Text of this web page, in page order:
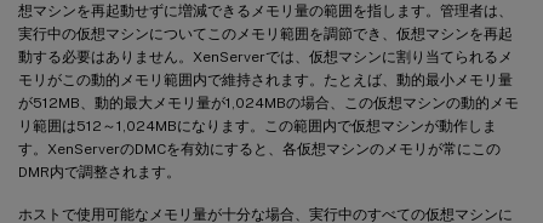
想マシンを再起動せずに増減できるメモリ量の範囲を指します。管理者は、
実行中の仮想マシンについてこのメモリ範囲を調節でき、仮想マシンを再起
動する必要はありません。XenServerでは、仮想マシンに割り当てられるメ
モリがこの動的メモリ範囲内で維持されます。たとえば、動的最小メモリ量
が512MB、動的最大メモリ量が1,024MBの場合、この仮想マシンの動的メモ
リ範囲は512～1,024MBになります。この範囲内で仮想マシンが動作しま
す。XenServerのDMCを有効にすると、各仮想マシンのメモリが常にこの
DMR内で調整されます。
ホストで使用可能なメモリ量が十分な場合、実行中のすべての仮想マシンに